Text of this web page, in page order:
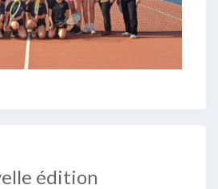
édition